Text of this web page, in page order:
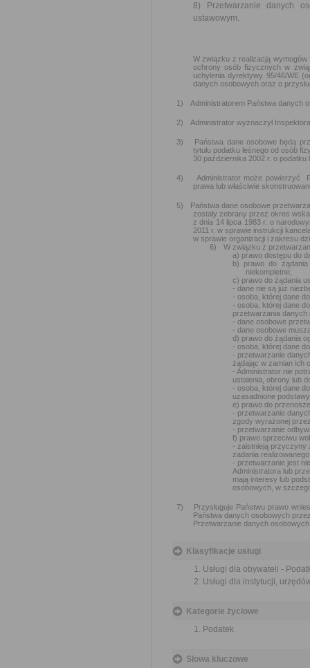
8) Przetwarzanie danych
ustawowym.
W związku z realizacją
ochrony osób fizycznych w
uchylenia dyrektywy 95/46/WE
danych osobowych oraz o
1) Administratorem Państwa danych
2) Administrator wyznaczył
3)
Państwa dane osobowe będą
tytułu podatku leśnego od osób
30 października 2002 r. o
4)
Administrator może powierzyć
prawa lub właściwie
5)
Państwa dane osobowe
zostały zebrany przez okres
z dnia 14 lipca 1983 r. o
2011 r. w sprawie instrukcji
w sprawie organizacji i zakresu
6)
W związku z
a) prawo dostępu do
b) prawo do
niekompletne;
c) prawo do żądania
- dane nie są już
- osoba, której dane
- osoba, której dane
przetwarzania danych
- dane osobowe
- dane osobowe
d) prawo do żądania
- osoba, której dane
- przetwarzanie
żądając w zamian ich
- Administrator nie
ustalenia, obrony lub
- osoba, której dane
uzasadnione
e) prawo do
- przetwarzanie
zgody wyrażonej
- przetwarzanie
f) prawo sprzeciwu
- zaistnieją przyczyny
zadania
- przetwarzanie jest
Administratora lub
mają interesy lub
osobowych, w
7)
Przysługuje Państwu prawo
Państwa danych osobowych
Przetwarzanie danych
Klasyfikacje usługi
Usługi dla obywateli -
Usługi dla instytucji,
Kategorie życiowe
Podatek
Słowa kluczowe